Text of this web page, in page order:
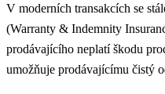
V moderních transakcích se
(Warranty & Indemnity
prodávajícího neplatí škodu
umožňuje prodávajícímu čistý